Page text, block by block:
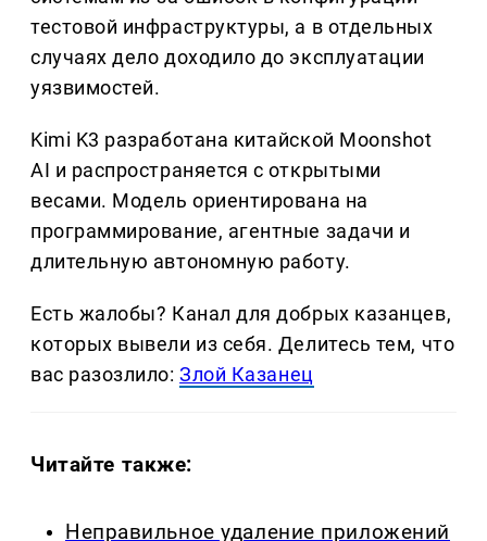
тестовой инфраструктуры, а в отдельных
случаях дело доходило до эксплуатации
уязвимостей.
Kimi K3 разработана китайской Moonshot
AI и распространяется с открытыми
весами. Модель ориентирована на
программирование, агентные задачи и
длительную автономную работу.
Есть жалобы? Канал для добрых казанцев,
которых вывели из себя. Делитеcь тем, что
вас разозлило:Злой Казанец
Читайте также:
Неправильное удаление приложений